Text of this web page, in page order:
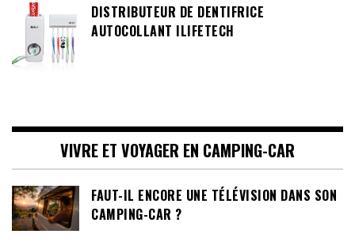
DISTRIBUTEUR DE DENTIFRICE
AUTOCOLLANT ILIFETECH
VIVRE ET VOYAGER EN CAMPING-CAR
FAUT-IL ENCORE UNE TÉLÉVISION DANS SON
CAMPING-CAR ?